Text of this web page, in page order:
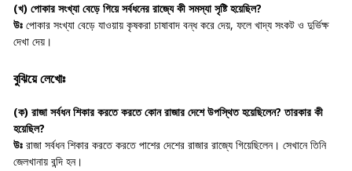
(খ) পোকার সংখ্যা বেড়ে গিয়ে সর্বধনের রাজ্যে কী সমস্যা সৃষ্টি হয়েছিল?
উঃ পোকার সংখ্যা বেড়ে যাওয়ায় কৃষকরা চাষাবাদ বন্ধ করে দেয়, ফলে খাদ্য সংকট ও দুর্ভিক্ষ
দেখা দেয়।
বুঝিয়ে লেখোঃ
(ক) রাজা সর্বধন শিকার করতে করতে কোন রাজার দেশে উপস্থিত হয়েছিলেন? তারকার কী
হয়েছিল?
উঃ রাজা সর্বধন শিকার করতে করতে পাশের দেশের রাজার রাজ্যে গিয়েছিলেন। সেখানে তিনি
জেলখানায় বন্দি হন।